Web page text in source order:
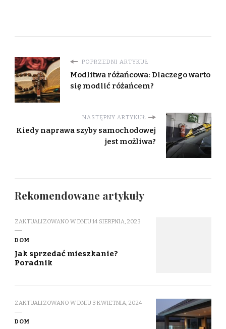
POPRZEDNI ARTYKUŁ
Modlitwa różańcowa: Dlaczego warto
się modlić różańcem?
NASTĘPNY ARTYKUŁ
Kiedy naprawa szyby samochodowej
jest możliwa?
Rekomendowane artykuły
ZAKTUALIZOWANO W DNIU14 SIERPNIA, 2023
DOM
Jak sprzedać mieszkanie?
Poradnik
ZAKTUALIZOWANO W DNIU 3 KWIETNIA, 2024
DOM